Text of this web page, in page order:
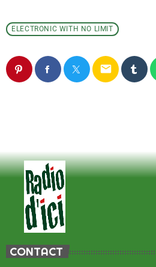
ELECTRONIC WITH NO LIMIT
email
CONTACT